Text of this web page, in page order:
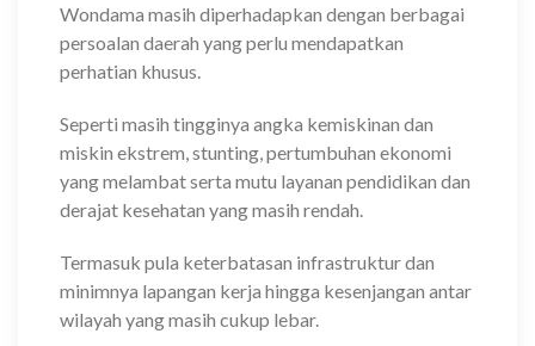
Wondama masih diperhadapkan dengan berbagai
persoalan daerah yang perlu mendapatkan
perhatian khusus.
Seperti masih tingginya angka kemiskinan dan
miskin ekstrem, stunting, pertumbuhan ekonomi
yang melambat serta mutu layanan pendidikan dan
derajat kesehatan yang masih rendah.
Termasuk pula keterbatasan infrastruktur dan
minimnya lapangan kerja hingga kesenjangan antar
wilayah yang masih cukup lebar.